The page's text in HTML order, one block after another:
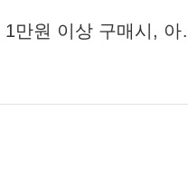
이벤트 대상상